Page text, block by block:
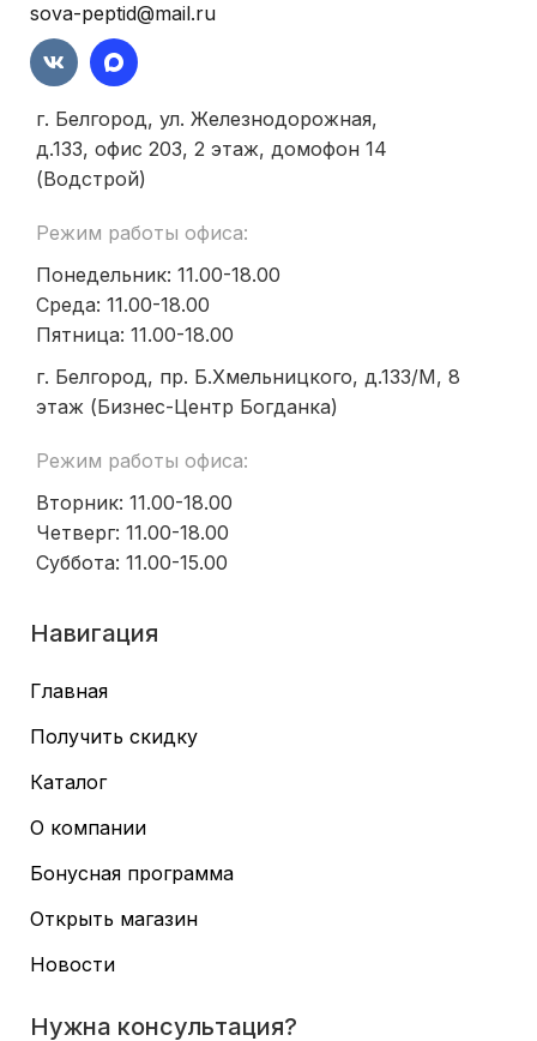
sova-peptid@mail.ru
г. Белгород, ул. Железнодорожная,
д.133, офис 203, 2 этаж, домофон 14
(Водстрой)
Режим работы офиса:
Понедельник: 11.00-18.00
Среда: 11.00-18.00
Пятница: 11.00-18.00
г. Белгород, пр. Б.Хмельницкого, д.133/М, 8
этаж (Бизнес-Центр Богданка)
Режим работы офиса:
Вторник: 11.00-18.00
Четверг: 11.00-18.00
Суббота: 11.00-15.00
Навигация
Главная
Получить скидку
Каталог
О компании
Бонусная программа
Открыть магазин
Новости
Нужна консультация?